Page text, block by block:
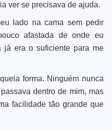
ver se precisava de ajuda.
lado na cama sem pedir
afastada de onde eu
já era o suficiente para me
forma. Ninguém nunca
dentro de mim, mas
facilidade tão grande que